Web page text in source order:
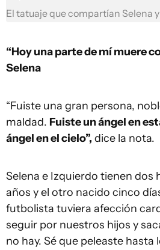
El tatuaje que compartían Selena
“Hoy una parte de mí muere
Selena
“Fuiste una gran persona,
maldad. Fuiste un ángel en
ángel en el cielo”, dice la nota.
Selena e Izquierdo tienen dos
años y el otro nacido cinco
futbolista tuviera afección
seguir por nuestros hijos y
no hay. Sé que peleaste hasta